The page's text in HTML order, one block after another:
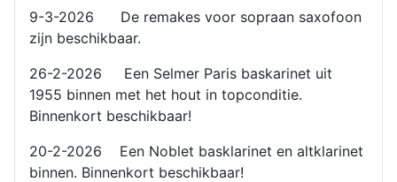
9-3-2026 De remakes voor sopraan saxofoon
zijn beschikbaar.
26-2-2026 Een Selmer Paris baskarinet uit
1955 binnen met het hout in topconditie.
Binnenkort beschikbaar!
20-2-2026 Een Noblet basklarinet en altklarinet
binnen. Binnenkort beschikbaar!